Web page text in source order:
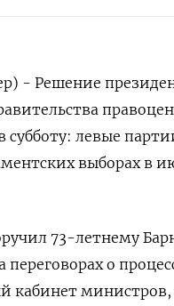
- Решение
субботу: левые
выборах в
73-летнему
переговорах о
кабинет